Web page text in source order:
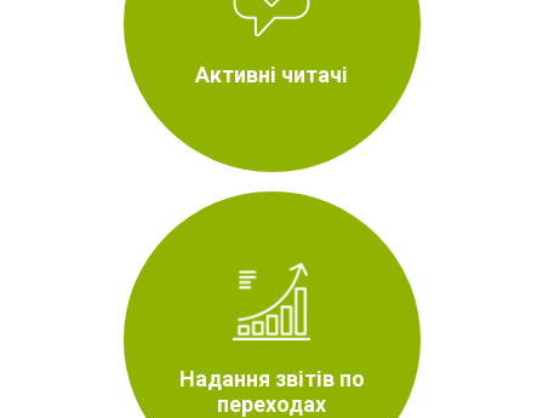
Активні читачі
Надання звітів по
переходах